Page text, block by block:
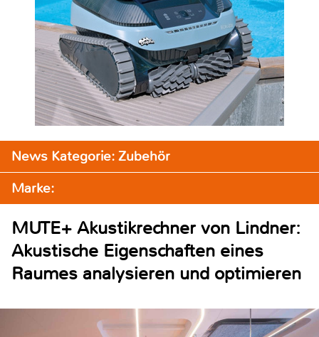
News Kategorie: Zubehör
Marke:
MUTE+ Akustikrechner von Lindner:
Akustische Eigenschaften eines
Raumes analysieren und optimieren